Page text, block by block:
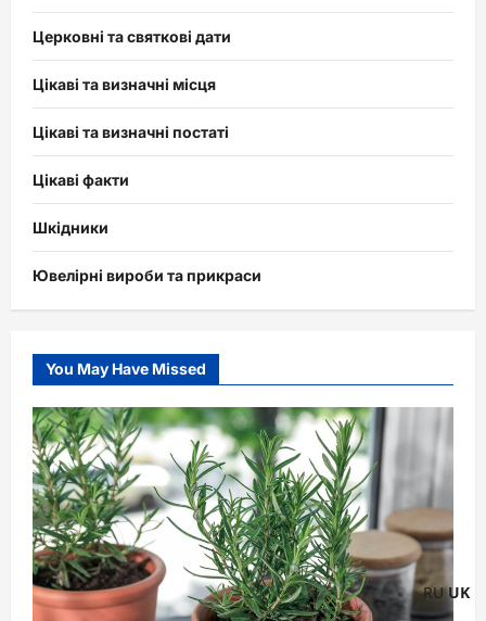
Церковні та святкові дати
Цікаві та визначні місця
Цікаві та визначні постаті
Цікаві факти
Шкідники
Ювелірні вироби та прикраси
You May Have Missed
RU UK